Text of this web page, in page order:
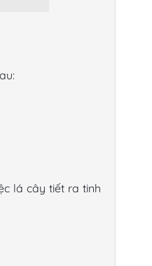
lá cây tiết ra tinh